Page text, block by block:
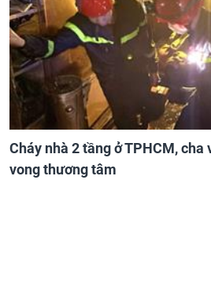
Cháy nhà 2 tầng ở TPHCM,
vong thương tâm